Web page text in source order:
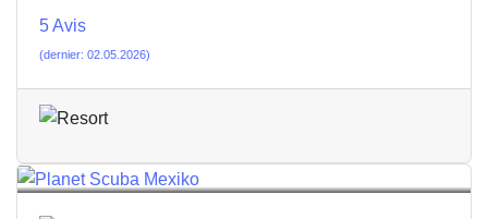
5 Avis
(dernier: 02.05.2026)